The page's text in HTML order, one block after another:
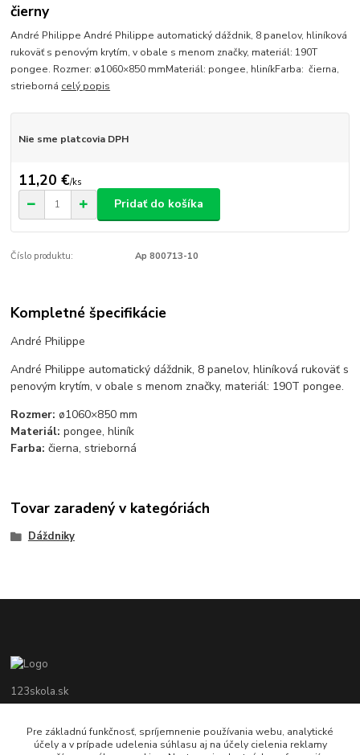
čierny
André Philippe André Philippe automatický dáždnik, 8 panelov, hliníková
rukoväť s penovým krytím, v obale s menom značky, materiál: 190T
pongee. Rozmer: ø1060×850 mmMateriál: pongee, hliníkFarba: čierna,
strieborná celý popis
Nie sme platcovia DPH
11,20 €/ks
Pridať do košíka
Číslo produktu: Ap 800713-10
Kompletné špecifikácie
André Philippe
André Philippe automatický dáždnik, 8 panelov, hliníková rukoväť s
penovým krytím, v obale s menom značky, materiál: 190T pongee.
Rozmer: ø1060×850 mm
Materiál: pongee, hliník
Farba: čierna, strieborná
Tovar zaradený v kategóriách
Dáždniky
123skola.sk
0905 990 696
Pre základnú funkčnosť, spríjemnenie používania webu, analytické
účely a v prípade udelenia súhlasu aj na účely cielenia reklamy